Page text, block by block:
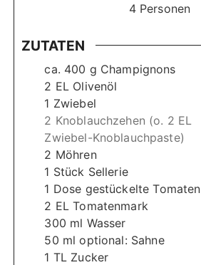
4 Personen
ZUTATEN
ca. 400 g Champignons
2 EL Olivenöl
1 Zwiebel
2 Knoblauchzehen (o. 2 EL
Zwiebel-Knoblauchpaste)
2 Möhren
1 Stück Sellerie
1 Dose gestückelte Tomaten
2 EL Tomatenmark
300 ml Wasser
50 ml optional: Sahne
1 TL Zucker